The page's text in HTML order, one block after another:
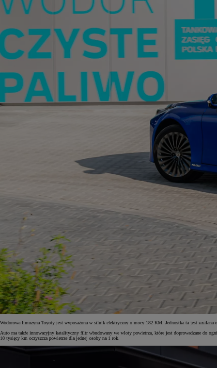
Wodorowa limuzyna Toyoty jest wyposażona w silnik elektryczny o mocy 182 KM. Jednostka ta jest
Auto ma także innowacyjny katalityczny filtr wbudowany we wloty powietrza, które jest doprowadzane do
10 tysięcy km oczyszcza powietrze dla jednej osoby na 1 rok.